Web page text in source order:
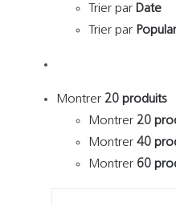
Trier par Date
Trier par
Montrer 20 produits
Montrer 20
Montrer 40
Montrer 60